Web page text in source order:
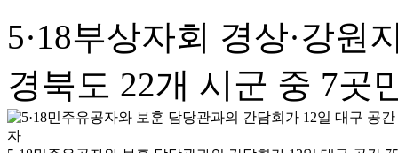
5·18부상자회 경상·강원
경북도 22개 시군 중 7곳